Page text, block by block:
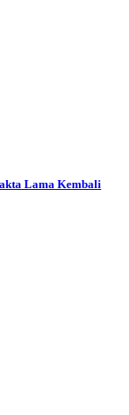
Lama Kembali